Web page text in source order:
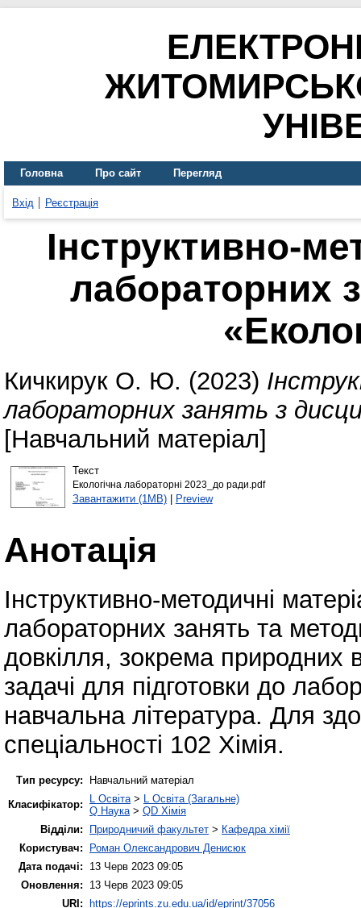
Головна Про сайт Перегляд
Вхід Реєстрація
Інструктивно-
лабораторних
Кичкирук О. Ю. (2023)
лабораторних занять з
[Навчальний матеріал]
Текст
Екологічна лабораторні 2023_до ради.pdf
Завантажити (1MB)| Preview
Анотація
Інструктивно-методичні
лабораторних занять та
довкілля, зокрема природних
задачі для підготовки до
навчальна література. Для
спеціальності 102 Хімія.
Тип ресурсу:
Навчальний матеріал
Класифікатор:
L Освіта > L Освіта (Загальне)
Q Наука > QD Хімія
Відділи:
Природничий факультет > Кафедра хімії
Користувач:
Роман Олександрович Денисюк
Дата подачі:
13 Черв 2023 09:05
Оновлення:
13 Черв 2023 09:05
URI: https://eprints.zu.edu.ua/id/eprint/37056